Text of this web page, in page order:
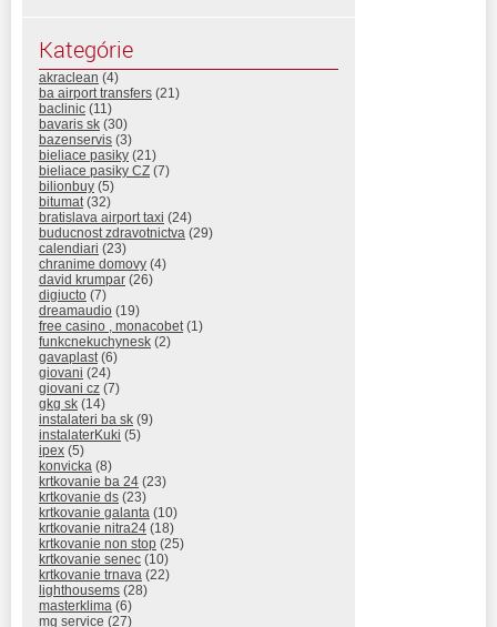
Kategórie
akraclean (4)
ba airport transfers (21)
baclinic (11)
bavaris sk (30)
bazenservis (3)
bieliace pasiky (21)
bieliace pasiky CZ (7)
bilionbuy (5)
bitumat (32)
bratislava airport taxi (24)
buducnost zdravotnictva (29)
calendiari (23)
chranime domovy (4)
david krumpar (26)
digiucto (7)
dreamaudio (19)
free casino , monacobet (1)
funkcnekuchynesk (2)
gavaplast (6)
giovani (24)
giovani cz (7)
gkg sk (14)
instalateri ba sk (9)
instalaterKuki (5)
ipex (5)
konvicka (8)
krtkovanie ba 24 (23)
krtkovanie ds (23)
krtkovanie galanta (10)
krtkovanie nitra24 (18)
krtkovanie non stop (25)
krtkovanie senec (10)
krtkovanie trnava (22)
lighthousems (28)
masterklima (6)
mg service (27)